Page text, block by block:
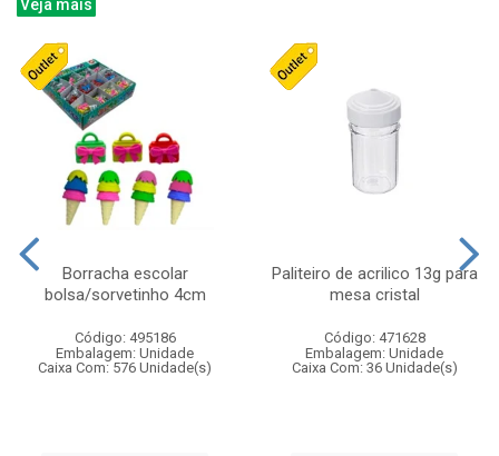
Veja mais
Borracha escolar
bolsa/sorvetinho 4cm
Código: 495186
Embalagem: Unidade
Caixa Com: 576 Unidade(s)
Paliteiro de acrilico 13g para
mesa cristal
Código: 471628
Embalagem: Unidade
Caixa Com: 36 Unidade(s)